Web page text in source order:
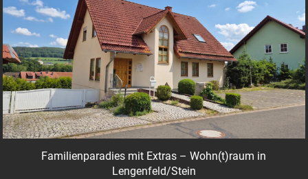
Familienparadies mit Extras – Wohn(t)raum in
Lengenfeld/Stein